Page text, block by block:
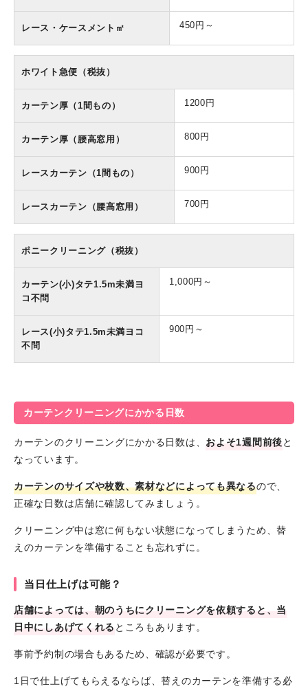
レース・ケースメント㎡ 450円～
ホワイト急便（税抜）
カーテン厚（1間もの） 1200円
カーテン厚（腰高窓用） 800円
レースカーテン（1間もの） 900円
レースカーテン（腰高窓用） 700円
ポニークリーニング（税抜）
カーテン(小)タテ1.5m未満ヨ
コ不問
1,000円～
レース(小)タテ1.5m未満ヨコ
不問
900円～
カーテンクリーニングにかかる日数
カーテンのクリーニングにかかる日数は、 およそ1週間前後と
なっています。
カーテンのサイズや枚数、素材などによっても異なるので、
正確な日数は店舗に確認してみましょう。
クリーニング中は窓に何もない状態になってしまうため、替
えのカーテンを準備することも忘れずに。
当日仕上げは可能？
店舗によっては、朝のうちにクリーニングを依頼すると、当
日中にしあげてくれる ところもあります。
事前予約制の場合もあるため、確認が必要です。
1日で仕上げてもらえるならば、替えのカーテンを準備する必